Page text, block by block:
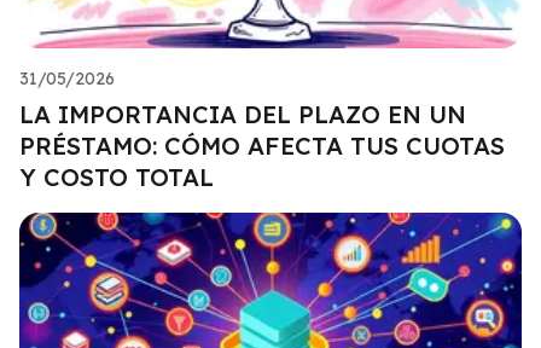
31/05/2026
LA IMPORTANCIA DEL PLAZO EN UN
PRÉSTAMO: CÓMO AFECTA TUS CUOTAS
Y COSTO TOTAL